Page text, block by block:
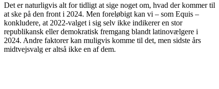
Det er naturligvis alt for tidligt at sige noget om, hvad der kommer til
at ske på den front i 2024. Men foreløbigt kan vi – som Equis –
konkludere, at 2022-valget i sig selv ikke indikerer en stor
republikansk eller demokratisk fremgang blandt latinovælgere i
2024. Andre faktorer kan muligvis komme til det, men sidste års
midtvejsvalg er altså ikke en af dem.